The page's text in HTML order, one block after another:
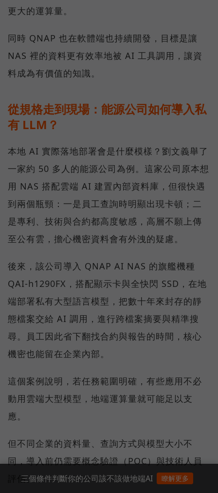
更大的運算量。
同時 QNAP 也在軟體端也持續開發，目標是讓
NAS 裡的資料更有效率地被 AI 工具調用，讓資
料成為有價值的知識。
從規格走到現場：能源公司如何導入私
有 LLM？
本地 AI 實際落地部署會是什麼模樣？劉文義舉了
一家約 50 多人的能源公司為例。這家公司原本想
用 NAS 搭配雲端 AI 建置內部資料庫，但很快遇
到兩個瓶頸：一是員工查詢時明顯出現卡頓；二
是專利、技術與合約都高度敏感，高層不願上傳
至公有雲，擔心機密資料會有外洩的疑慮。
後來，該公司導入 QNAP AI NAS 的旗艦機種
QAI-h1290FX，搭配顯示卡與全快閃 SSD，在地
端部署私有大型語言模型，把數十年來封存的靜
態檔案交給 AI 調用，進行跨檔案摘要與精準搜
尋。員工因此省下翻找合約與報告的時間，核心
機密也能留在企業內部。
這個案例說明，若任務範圍明確，有些應用不必
動用雲端大型模型，地端運算量就可能足以支
應。
但不同企業的資料量、查詢方式與模型大小不
同，導入前仍需要概念驗證（POC）與技術人員
評估。
三個條件判斷你的公司該不該做地端AI 瞭解更多